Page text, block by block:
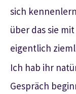
sich
über das sie
eigentlich
Ich hab ihr
Gespräch